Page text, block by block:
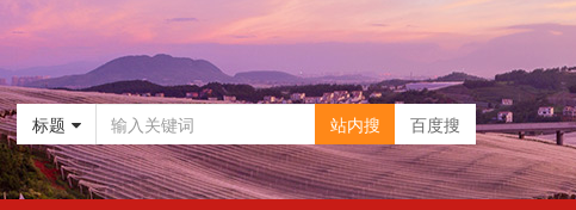
标题 站内搜 百度搜